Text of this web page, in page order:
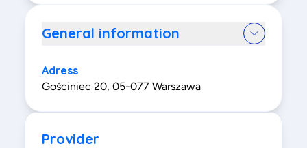
General information
Adress
Gościniec 20, 05-077 Warszawa
Provider